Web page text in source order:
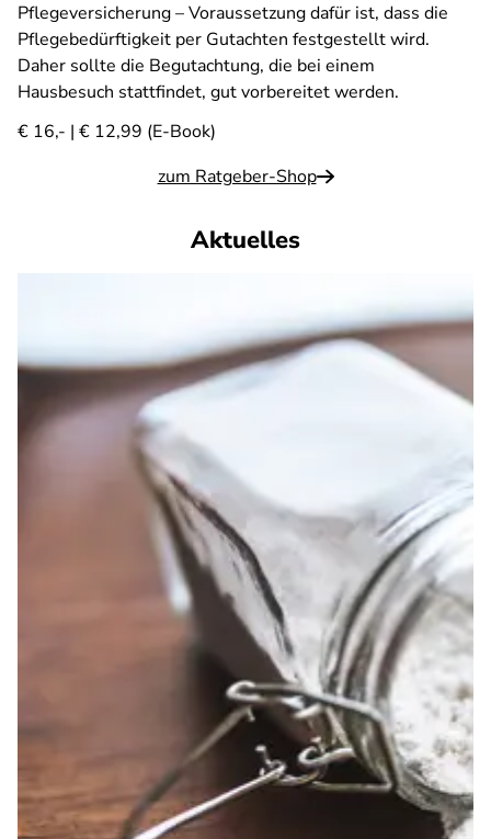
Pflegeversicherung – Voraussetzung dafür ist, dass die
Pflegebedürftigkeit per Gutachten festgestellt wird.
Daher sollte die Begutachtung, die bei einem
Hausbesuch stattfindet, gut vorbereitet werden.
€ 16,- | € 12,99 (E-Book)
zum Ratgeber-Shop
Aktuelles